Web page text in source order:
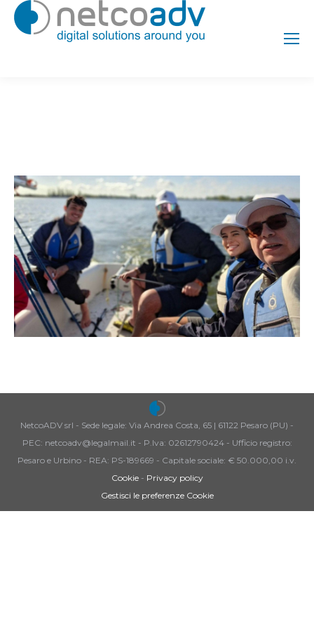
NetcoADV srl - Sede legale: Via Andrea Costa, 65 | 61122 Pesaro (PU) -
PEC: netcoadv@legalmail.it - P.Iva: 02612790424 - Ufficio registro:
Pesaro e Urbino - REA: PS-189669 - Capitale sociale: € 50.000,00 i.v.
Cookie- Privacy policy
Gestisci le preferenze Cookie